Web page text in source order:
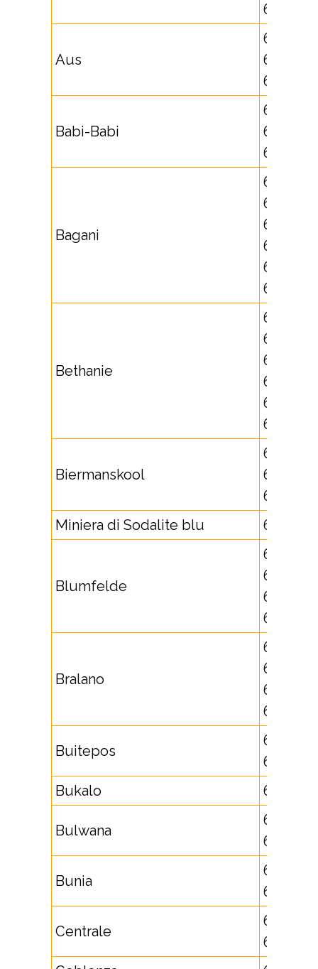
632523
Aus
632580,
632581,
632589
Babi-Babi
621730,
625689,
625690
Bagani
661701,
661702,
662590,
662591,
662592,
662593
Bethanie
631709,
631710,
632830,
632831,
632839,
632849
Biermanskool
671743,
673332,
673333
Miniera di Sodalite blu
651702
Blumfelde
625697,
625698,
625812,
625813
Bralano
631711,
632752,
632753,
632754
Buitepos
621732,
625604
Bukalo
661703
Bulwana
631712,
632524
Bunia
661704,
662573
Centrale
62692,
64694